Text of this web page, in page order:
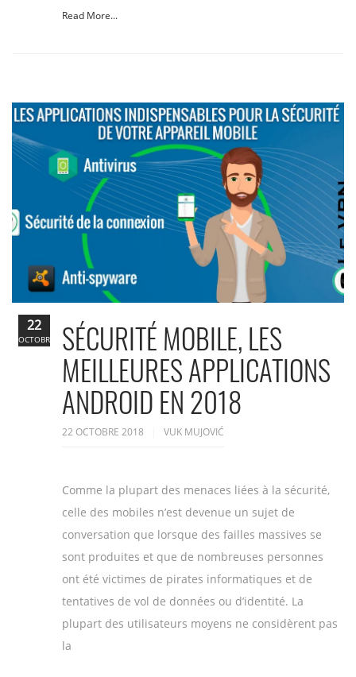
Read More...
SÉCURITÉ MOBILE, LES
MEILLEURES APPLICATIONS
ANDROID EN 2018
22 OCTOBRE 2018 VUK MUJOVIĆ
Comme la plupart des menaces liées à la sécurité,
celle des mobiles n’est devenue un sujet de
conversation que lorsque des failles massives se
sont produites et que de nombreuses personnes
ont été victimes de pirates informatiques et de
tentatives de vol de données ou d’identité. La
plupart des utilisateurs moyens ne considèrent pas
la
22
OCTOBRE